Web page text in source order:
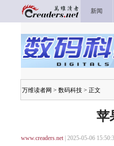
新闻
万维读者网 > 数码科技 > 正文
苹
www.creaders.net| 2025-05-06